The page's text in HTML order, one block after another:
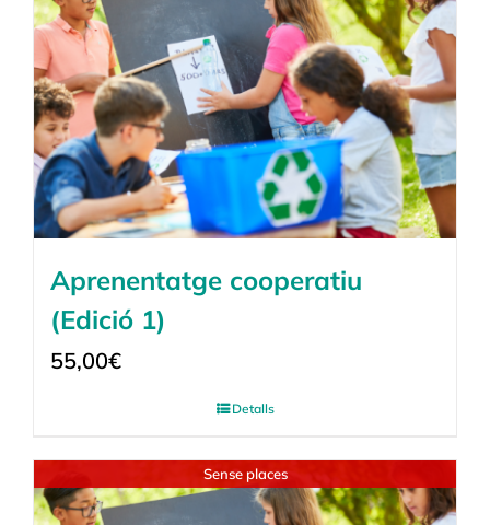
Aprenentatge cooperatiu
(Edició 1)
55,00€
Detalls
Sense places